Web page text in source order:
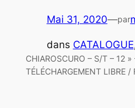
Mai 31, 2020—par
dans CATALOGUE
CHIAROSCURO – S/T – 12
TÉLÉCHARGEMENT LIBRE /